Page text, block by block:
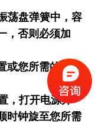
荡盘弹簧中，容
，否则必须加
或您所需的时间
，打开电源开
时钟旋至您所需